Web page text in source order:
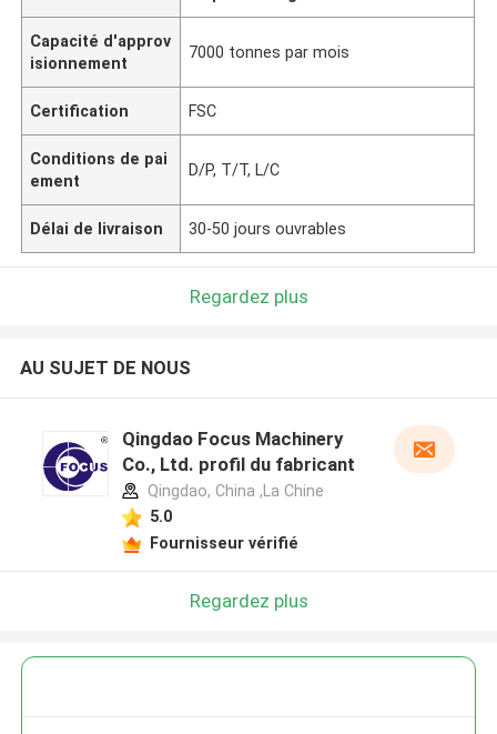
Nous vous rappellerons bientôt!
Capacité d'approv
isionnement
7000 tonnes par mois
Certification FSC
Conditions de pai
ement
D/P, T/T, L/C
Délai de livraison 30-50 jours ouvrables
Regardez plus
AU SUJET DE NOUS
Qingdao Focus Machinery
Co., Ltd. profil du fabricant
Qingdao, China ,La Chine
5.0
Fournisseur vérifié
Regardez plus